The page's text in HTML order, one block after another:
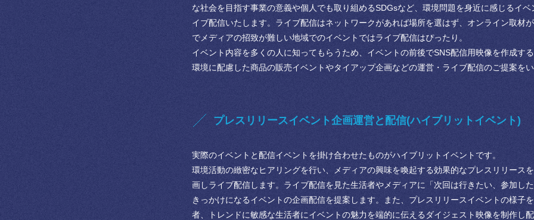
な社会を目指す事業の意義や個人でも取り組めるSDGsなど、環境問題を身近に感じるイ
イブ配信いたします。ライブ配信はネットワークがあれば場所を選はず、オンライン取材
でメディアの招致が難しい地域でのイベントではライブ配信はぴったり。
イベント内容を多くの人に知ってもらうため、イベントの前後でSNS配信用映像を作成す
環境に配慮した商品の販売イベントやタイアップ企画などの運営・ライブ配信のご提案を
プレスリリースイベント企画運営と配信(ハイブリットイベント)
実際のイベントと配信イベントを掛け合わせたものがハイブリットイベントです。
環境活動の緻密なヒアリングを行い、メディアの興味を喚起する効果的なプレスリリース
画しライブ配信します。ライブ配信を見た生活者やメディアに「次回は行きたい、参加し
きっかけになるイベントの企画配信を提案します。また、プレスリリースイベントの様子
者、トレンドに敏感な生活者にイベントの魅力を端的に伝えるダイジェスト映像を制作し